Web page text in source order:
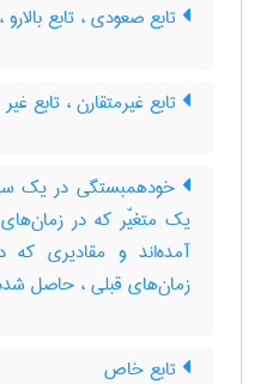
تابع صعودی ، تابع
تابع غیرمتقارن ، تابع
خودهمبستگی در یک
یک متغیّر که در
آمده‌اند و مقادیری که
زمان‌های قبلی ، حاصل
تابع خاص